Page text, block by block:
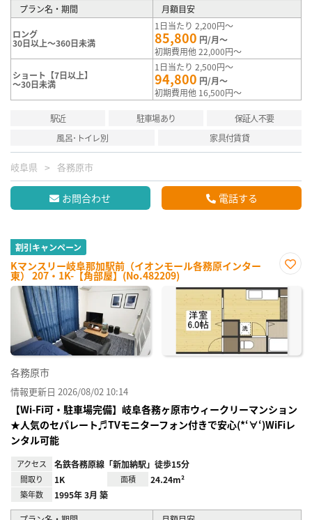
プラン名・期間 月額目安
ロング
30日以上～360日未満
1日当たり 2,200円～
85,800 円/月～
初期費用他 22,000円～
ショート【7日以上】
～30日未満
1日当たり 2,500円～
94,800 円/月～
初期費用他 16,500円～
駅近 駐車場あり
保証人不要
風呂･トイレ別
家具付賃貸
岐阜県 各務原市
お問合わせ 電話する
割引キャンペーン
Kマンスリー岐阜那加駅前（イオンモール各務原インター
東） 207・1K-【角部屋】(No.482209)
に入
り登
録
各務原市
情報更新日 2026/08/02 10:14
【Wi-Fi可・駐車場完備】岐阜各務ヶ原市ウィークリーマンション
★人気のセパレート♬TVモニターフォン付きで安心(*‘∀‘)WiFiレ
ンタル可能
アクセス 名鉄各務原線「新加納駅」徒歩15分
間取り 1K 面積 24.24m²
築年数 1995年 3月 築